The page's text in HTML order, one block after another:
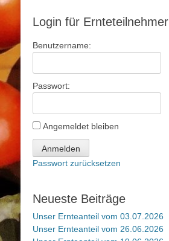
Login für Ernteteilnehmer
Benutzername:
Passwort:
Angemeldet bleiben
Anmelden
Passwort zurücksetzen
Neueste Beiträge
Unser Ernteanteil vom 03.07.2026
Unser Ernteanteil vom 26.06.2026